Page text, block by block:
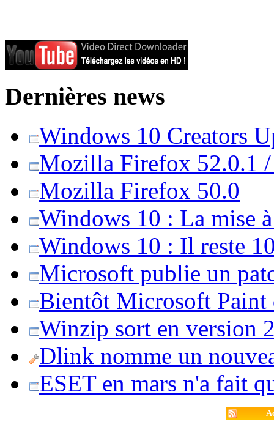
Dernières news
Windows 10 Creators
Mozilla Firefox 52.0.1
Mozilla Firefox 50.0
Windows 10 : La mise
Windows 10 : Il reste
Microsoft publie un
Bientôt Microsoft Paint
Winzip sort en version
Dlink nomme un
ESET en mars n'a fait